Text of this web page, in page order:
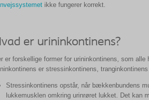
ikke fungerer korrekt.
er urininkontinens?
er forskellige former for urininkontinens, som
er stressinkontinens,
Stressinkontinens opstår, når bækkenbundens
lukkemusklen omkring urinrøret lukket. Det kan